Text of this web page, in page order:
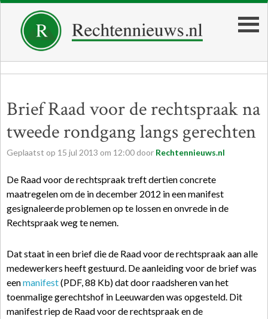
Brief Raad voor de rechtspraak na
tweede rondgang langs gerechten
Geplaatst op 15 jul 2013 om 12:00 door Rechtennieuws.nl
De Raad voor de rechtspraak treft dertien concrete
maatregelen om de in december 2012 in een manifest
gesignaleerde problemen op te lossen en onvrede in de
Rechtspraak weg te nemen.
Dat staat in een brief die de Raad voor de rechtspraak aan alle
medewerkers heeft gestuurd. De aanleiding voor de brief was
eenmanifest(PDF, 88 Kb) dat door raadsheren van het
toenmalige gerechtshof in Leeuwarden was opgesteld. Dit
manifest riep de Raad voor de rechtspraak en de